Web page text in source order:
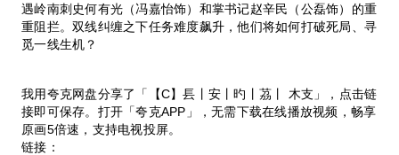
遇岭南刺史何有光（冯嘉怡饰）和掌书记赵辛民（公磊饰）的重
重阻拦。双线纠缠之下任务难度飙升，他们将如何打破死局、寻
觅一线生机？
我用夸克网盘分享了「【C】镸丨安丨旳丨茘丨 木支」，点击链
接即可保存。打开「夸克APP」，无需下载在线播放视频，畅享
原画5倍速，支持电视投屏。
链接：